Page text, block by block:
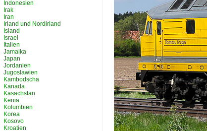
Indonesien
Irak
Iran
Irland und Nordirland
Island
Israel
Italien
Jamaika
Japan
Jordanien
Jugoslawien
Kambodscha
Kanada
Kasachstan
Kenia
Kolumbien
Korea
Kosovo
Kroatien